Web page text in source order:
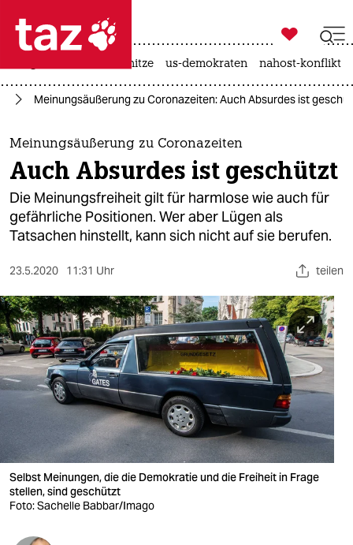
 taz zahl ich
taz zahl ich
themen
politik
öko
sport
berlin
nord
wahrheit
verlag
verlag

taz zahl ich
hitze us-demokraten nahost-konflikt
Meinungsäußerung zu Coronazeiten: Auch Absurdes ist
Meinungsäußerung zu Coronazeiten
Auch Absurdes ist geschützt
Die Meinungsfreiheit gilt für harmlose wie auch für
gefährliche Positionen. Wer aber Lügen als
Tatsachen hinstellt, kann sich nicht auf sie berufen.
23.5.2020 11:31 Uhr teilen
Selbst Meinungen, die die Demokratie und die Freiheit in Frage
stellen, sind geschützt
Foto: Sachelle Babbar/Imago